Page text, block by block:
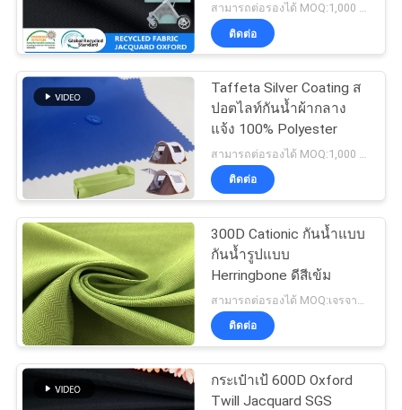
COMPANY
NEWS
แผนผัง
เว็บไซต์
PRIVACY
POLICY
สามารถต่อรองได้ MOQ:1,000 MTRS
ติดต่อ
Taffeta Silver Coating ส
ปอตไลท์กันน้ำผ้ากลาง
แจ้ง 100% Polyester
ติดต่อ
300D Cationic กันน้ำแบบ
กันน้ำรูปแบบ
Herringbone ดีสีเข้ม
ติดต่อ
กระเป๋าเป้ 600D Oxford
Twill Jacquard SGS